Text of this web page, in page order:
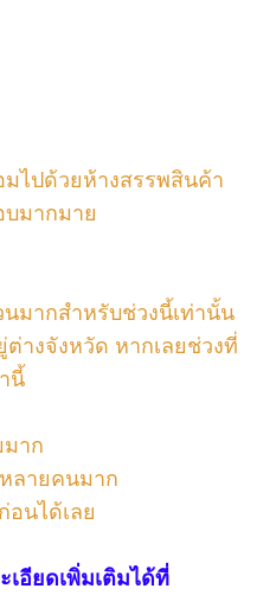
ไปด้วยห้างสรรพสินค้า
มากมาย
มากสำหรับช่วงนี้เท่านั้น
ต่างจังหวัด หากเลยช่วงที่
นี้
มาก
ลายคนมาก
นได้เลย
อียดเพิ่มเติมได้ที่